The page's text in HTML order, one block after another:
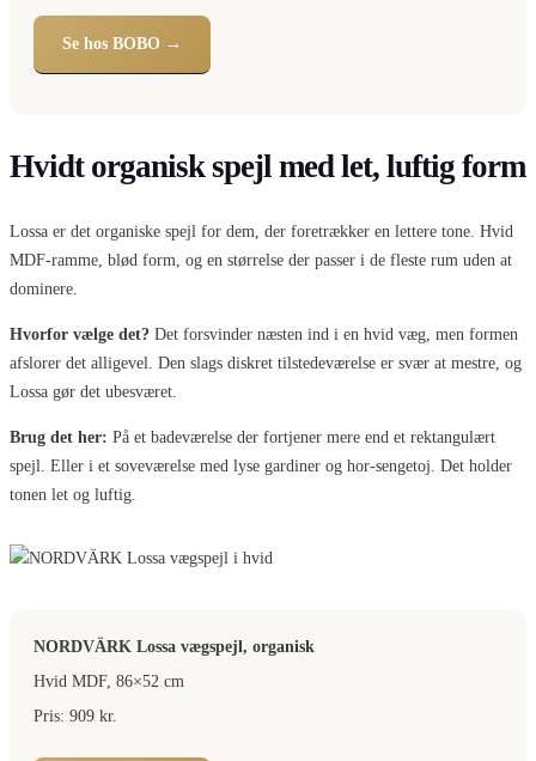
Se hos BOBO →
Hvidt organisk spejl med let, luftig form
Lossa er det organiske spejl for dem, der foretrækker en lettere tone. Hvid
MDF-ramme, blød form, og en størrelse der passer i de fleste rum uden at
dominere.
Hvorfor vælge det? Det forsvinder næsten ind i en hvid væg, men formen
afslorer det alligevel. Den slags diskret tilstedeværelse er svær at mestre, og
Lossa gør det ubesværet.
Brug det her: På et badeværelse der fortjener mere end et rektangulært
spejl. Eller i et soveværelse med lyse gardiner og hor-sengetoj. Det holder
tonen let og luftig.
NORDVÄRK Lossa vægspejl, organisk
Hvid MDF, 86×52 cm
Pris: 909 kr.